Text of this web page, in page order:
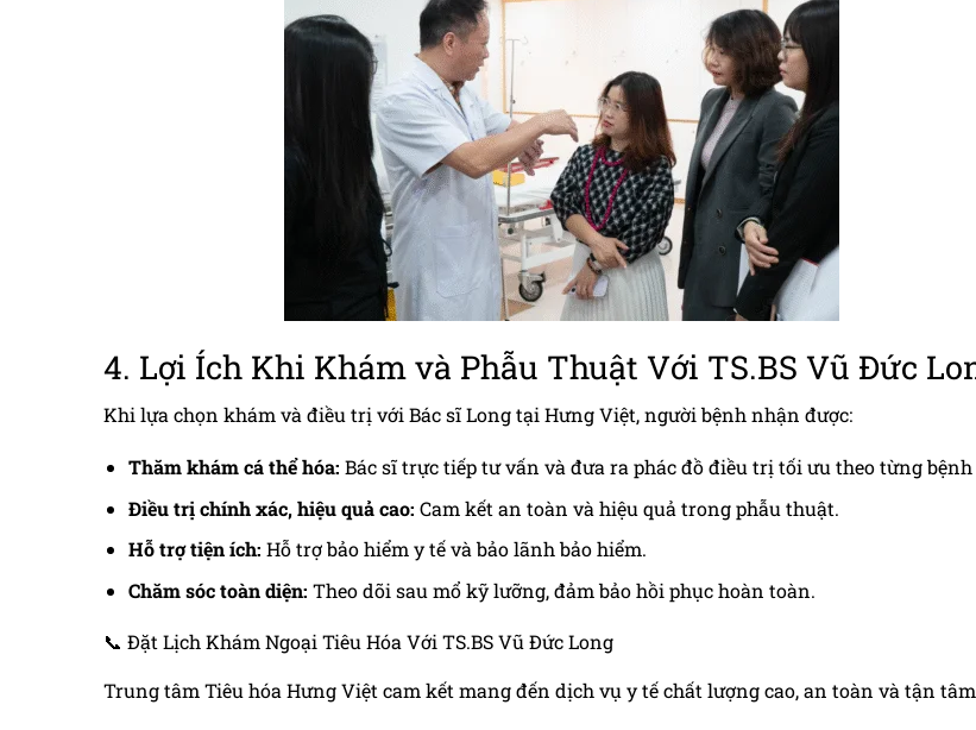
4. Lợi Ích Khi Khám và Phẫu Thuật Với TS.BS Vũ Đức
Khi lựa chọn khám và điều trị với Bác sĩ Long tại Hưng Việt, người bệnh nhận được:
Thăm khám cá thể hóa: Bác sĩ trực tiếp tư vấn và đưa ra phác đồ điều trị tối ưu theo từng bệnh
Điều trị chính xác, hiệu quả cao: Cam kết an toàn và hiệu quả trong phẫu thuật.
Hỗ trợ tiện ích: Hỗ trợ bảo hiểm y tế và bảo lãnh bảo hiểm.
Chăm sóc toàn diện: Theo dõi sau mổ kỹ lưỡng, đảm bảo hồi phục hoàn toàn.
📞 Đặt Lịch Khám Ngoại Tiêu Hóa Với TS.BS Vũ Đức Long
Trung tâm Tiêu hóa Hưng Việt cam kết mang đến dịch vụ y tế chất lượng cao, an toàn và tận